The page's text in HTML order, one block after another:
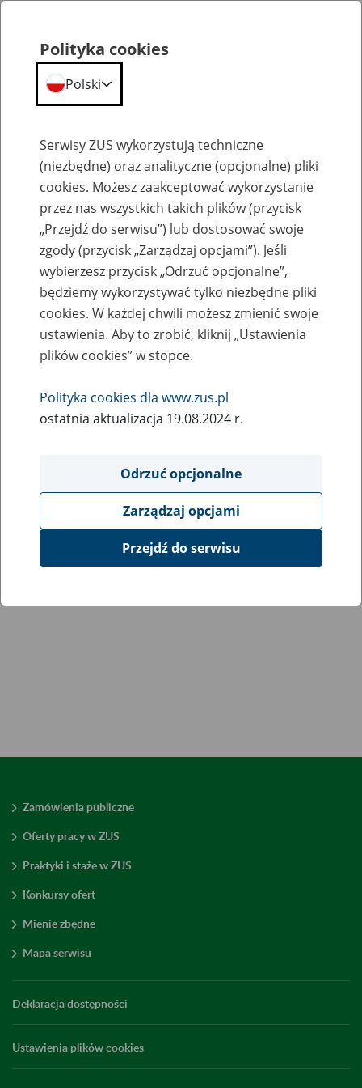
Przepraszamy,
podana strona nie została znaleziona.
Błąd 404
Przejdź do strony głównej
Zamówienia publiczne
Oferty pracy w ZUS
Praktyki i staże w ZUS
Konkursy ofert
Mienie zbędne
Mapa serwisu
Deklaracja dostępności
Ustawienia plików cookies
Polityka cookies
Polski
Serwisy ZUS wykorzystują techniczne
(niezbędne) oraz analityczne (opcjonalne) pliki
cookies. Możesz zaakceptować wykorzystanie
przez nas wszystkich takich plików (przycisk
„Przejdź do serwisu”) lub dostosować swoje
zgody (przycisk „Zarządzaj opcjami”). Jeśli
wybierzesz przycisk „Odrzuć opcjonalne”,
będziemy wykorzystywać tylko niezbędne pliki
cookies. W każdej chwili możesz zmienić swoje
ustawienia. Aby to zrobić, kliknij „Ustawienia
plików cookies” w stopce.
Polityka cookies dla www.zus.pl
ostatnia aktualizacja 19.08.2024 r.
Odrzuć opcjonalne
Zarządzaj opcjami
Przejdź do serwisu